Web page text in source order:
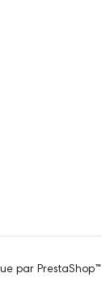
par PrestaShop™